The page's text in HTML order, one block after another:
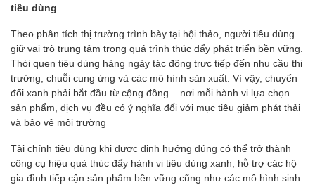
tiêu dùng
Theo phân tích thị trường trình bày tại hội thảo, người tiêu dùng
giữ vai trò trung tâm trong quá trình thúc đẩy phát triển bền vững.
Thói quen tiêu dùng hàng ngày tác động trực tiếp đến nhu cầu thị
trường, chuỗi cung ứng và các mô hình sản xuất. Vì vậy, chuyển
đổi xanh phải bắt đầu từ cộng đồng – nơi mỗi hành vi lựa chọn
sản phẩm, dịch vụ đều có ý nghĩa đối với mục tiêu giảm phát thải
và bảo vệ môi trường
Tài chính tiêu dùng khi được định hướng đúng có thể trở thành
công cụ hiệu quả thúc đẩy hành vi tiêu dùng xanh, hỗ trợ các hộ
gia đình tiếp cận sản phẩm bền vững cũng như các mô hình sinh